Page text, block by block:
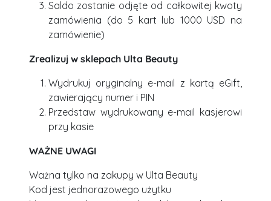
Saldo zostanie odjęte od całkowitej kwoty
zamówienia (do 5 kart lub 1000 USD na
zamówienie)
Zrealizuj w sklepach Ulta Beauty
Wydrukuj oryginalny e-mail z kartą eGift,
zawierający numer i PIN
Przedstaw wydrukowany e-mail kasjerowi
przy kasie
WAŻNE UWAGI
Ważna tylko na zakupy w Ulta Beauty
Kod jest jednorazowego użytku